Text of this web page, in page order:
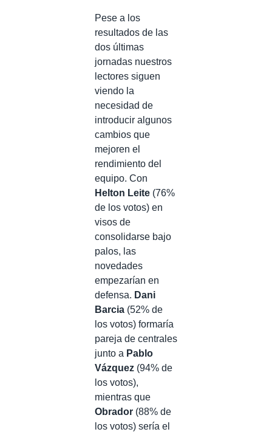
Pese a los
resultados de las
dos últimas
jornadas nuestros
lectores siguen
viendo la
necesidad de
introducir algunos
cambios que
mejoren el
rendimiento del
equipo. Con
Helton Leite (76%
de los votos) en
visos de
consolidarse bajo
palos, las
novedades
empezarían en
defensa. Dani
Barcia (52% de
los votos) formaría
pareja de centrales
junto a Pablo
Vázquez (94% de
los votos),
mientras que
Obrador (88% de
los votos) sería el